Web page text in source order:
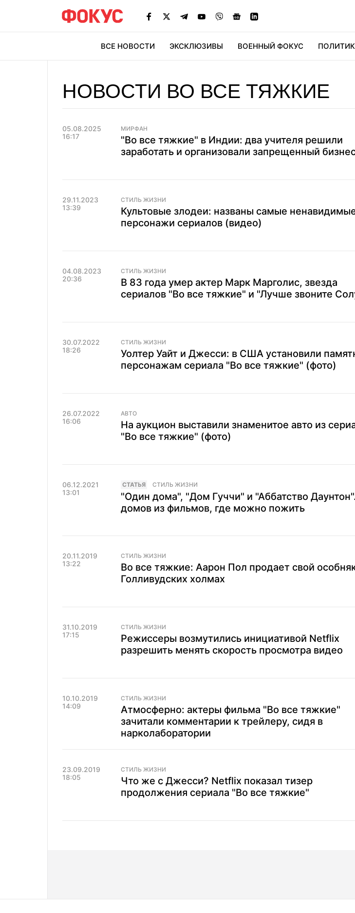
ВСЕ НОВОСТИ ЭКСКЛЮЗИВЫ ВОЕННЫЙ ФОКУС
НОВОСТИ ВО ВСЕ ТЯЖКИЕ
05.08.2025
16:17
МИРФАН
"Во все тяжкие" в Индии: два учителя решили
заработать и организовали запрещенный
29.11.2023
13:39
СТИЛЬ ЖИЗНИ
Культовые злодеи: названы самые
персонажи сериалов (видео)
04.08.2023
20:36
СТИЛЬ ЖИЗНИ
В 83 года умер актер Марк Марголис, звезда
сериалов "Во все тяжкие" и "Лучше звоните
30.07.2022
18:26
СТИЛЬ ЖИЗНИ
Уолтер Уайт и Джесси: в США установили
персонажам сериала "Во все тяжкие" (фото)
26.07.2022
16:06
АВТО
На аукцион выставили знаменитое авто из
"Во все тяжкие" (фото)
06.12.2021
13:01
CТАТЬЯ СТИЛЬ ЖИЗНИ
"Один дома", "Дом Гуччи" и "Аббатство
домов из фильмов, где можно пожить
20.11.2019
13:22
СТИЛЬ ЖИЗНИ
Во все тяжкие: Аарон Пол продает свой
Голливудских холмах
31.10.2019
17:15
СТИЛЬ ЖИЗНИ
Режиссеры возмутились инициативой Netflix
разрешить менять скорость просмотра видео
10.10.2019
14:09
СТИЛЬ ЖИЗНИ
Атмосферно: актеры фильма "Во все тяжкие"
зачитали комментарии к трейлеру, сидя в
нарколаборатории
23.09.2019
18:05
СТИЛЬ ЖИЗНИ
Что же с Джесси? Netflix показал тизер
продолжения сериала "Во все тяжкие"